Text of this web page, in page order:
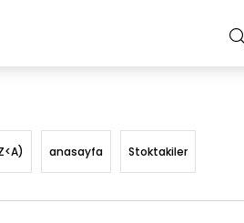
anasayfa Stoktakiler